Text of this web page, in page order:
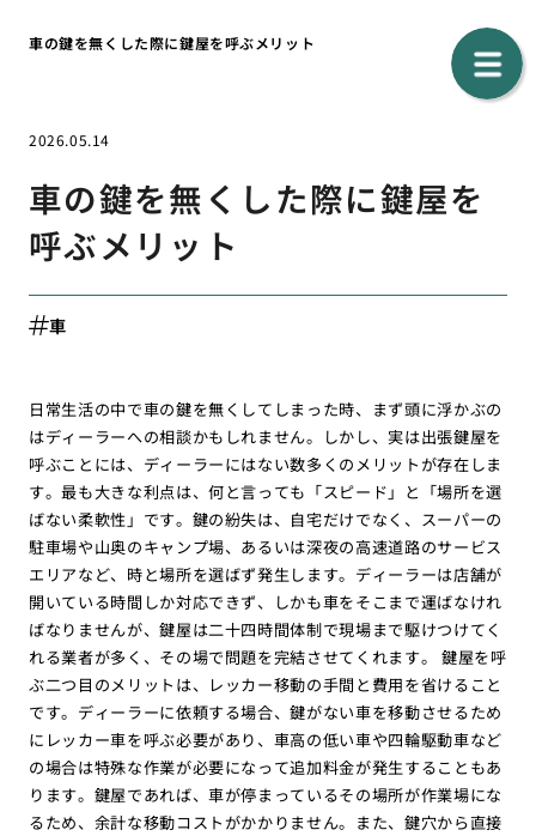
車の鍵を無くした際に鍵屋を呼ぶメリット
2026.05.14
車の鍵を無くした際に鍵屋を
呼ぶメリット
車
日常生活の中で車の鍵を無くしてしまった時、まず頭に浮かぶの
はディーラーへの相談かもしれません。しかし、実は出張鍵屋を
呼ぶことには、ディーラーにはない数多くのメリットが存在しま
す。最も大きな利点は、何と言っても「スピード」と「場所を選
ばない柔軟性」です。鍵の紛失は、自宅だけでなく、スーパーの
駐車場や山奥のキャンプ場、あるいは深夜の高速道路のサービス
エリアなど、時と場所を選ばず発生します。ディーラーは店舗が
開いている時間しか対応できず、しかも車をそこまで運ばなけれ
ばなりませんが、鍵屋は二十四時間体制で現場まで駆けつけてく
れる業者が多く、その場で問題を完結させてくれます。 鍵屋を呼
ぶ二つ目のメリットは、レッカー移動の手間と費用を省けること
です。ディーラーに依頼する場合、鍵がない車を移動させるため
にレッカー車を呼ぶ必要があり、車高の低い車や四輪駆動車など
の場合は特殊な作業が必要になって追加料金が発生することもあ
ります。鍵屋であれば、車が停まっているその場所が作業場にな
るため、余計な移動コストがかかりません。また、鍵穴から直接